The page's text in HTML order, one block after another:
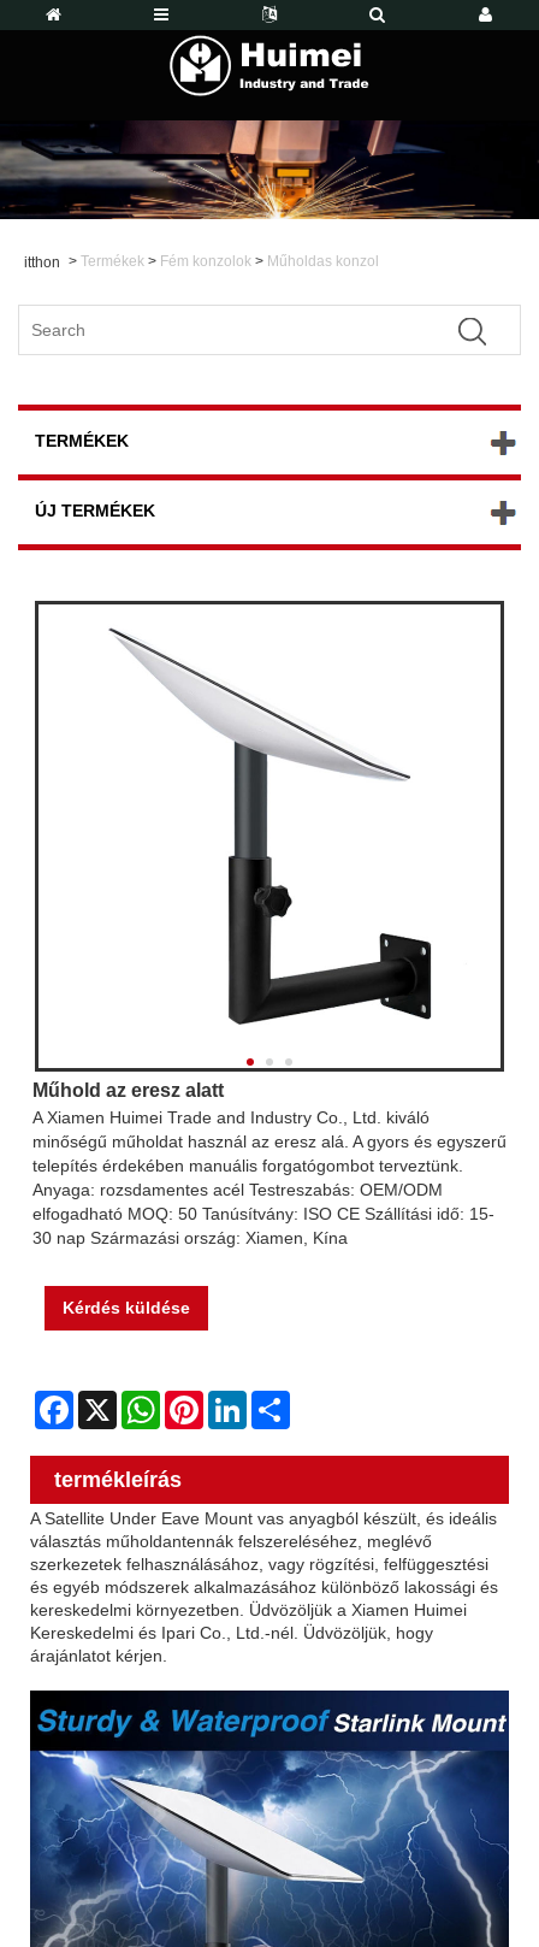
itthon > Termékek > Fém konzolok > Műholdas konzol
TERMÉKEK
ÚJ TERMÉKEK
Műhold az eresz alatt
A Xiamen Huimei Trade and Industry Co., Ltd. kiváló
minőségű műholdat használ az eresz alá. A gyors és egyszerű
telepítés érdekében manuális forgatógombot terveztünk.
Anyaga: rozsdamentes acél Testreszabás: OEM/ODM
elfogadható MOQ: 50 Tanúsítvány: ISO CE Szállítási idő: 15-
30 nap Származási ország: Xiamen, Kína
Kérdés küldése
Facebook
X WhatsAppPinterestLinkedIn
termékleírás
A Satellite Under Eave Mount vas anyagból készült, és ideális
választás műholdantennák felszereléséhez, meglévő
szerkezetek felhasználásához, vagy rögzítési, felfüggesztési
és egyéb módszerek alkalmazásához különböző lakossági és
kereskedelmi környezetben. Üdvözöljük a Xiamen Huimei
Kereskedelmi és Ipari Co., Ltd.-nél. Üdvözöljük, hogy
árajánlatot kérjen.